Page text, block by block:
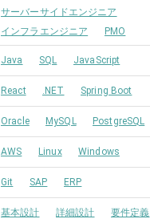
サーバーサイドエンジニア
インフラエンジニア
PMO
Java SQL JavaScript
React .NET Spring Boot
Oracle MySQL PostgreSQL
AWS Linux Windows
Git SAP ERP
基本設計 詳細設計 要件定義